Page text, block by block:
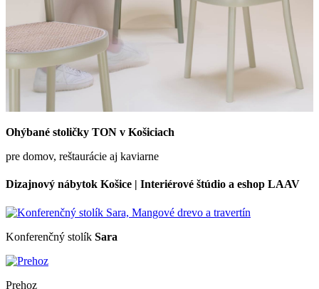
Ohýbané stoličky TON v Košiciach
pre domov, reštaurácie aj kaviarne
Dizajnový nábytok Košice | Interiérové štúdio a eshop LAAV
Konferenčný stolík Sara
Prehoz